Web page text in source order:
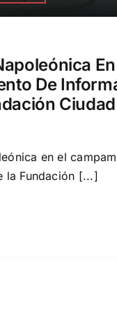
En
De
Ciudad
en el
la Fundación [...]